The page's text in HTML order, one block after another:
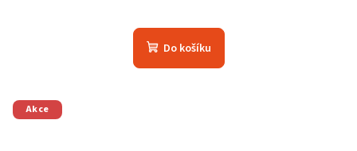
Do košíku
Akce